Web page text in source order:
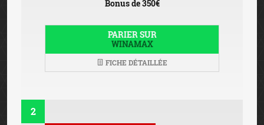
Bonus de 350€
PARIER SUR
WINAMAX
FICHE DÉTAILLÉE
2